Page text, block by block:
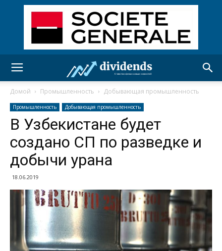
Домой Промышленность Добывающая промышленность
Промышленность Добывающая промышленность
В Узбекистане будет
создано СП по разведке и
добычи урана
18.06.2019